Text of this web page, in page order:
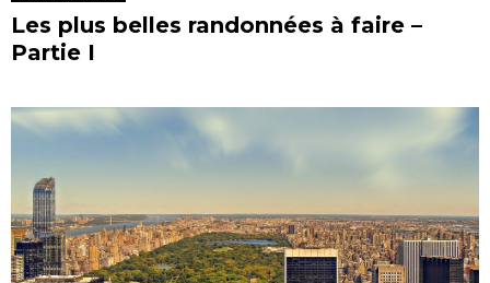
Les plus belles randonnées à faire –
Partie I